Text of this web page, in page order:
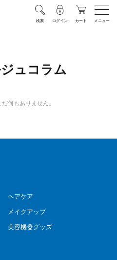
検索 ログイン カート メニュー
ュコラム
何もありません。
ヘアケア
メイクアップ
美容機器グッズ